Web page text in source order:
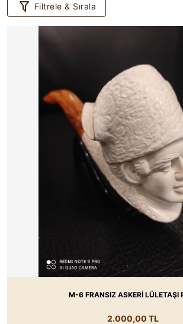
Filtrele & Sırala
M-6 FRANSIZ ASKERİ LÜLETAŞI
2.000,00 TL